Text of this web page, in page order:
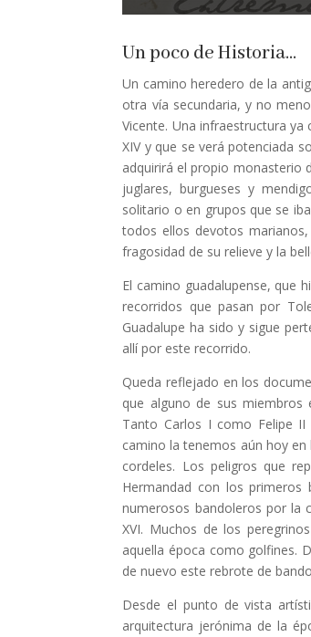
Un poco de Historia…
Un camino heredero de la
otra vía secundaria, y no
Vicente. Una infraestructura
XIV y que se verá potenciada
adquirirá el propio monasterio
juglares, burgueses y
solitario o en grupos que se
todos ellos devotos
fragosidad de su relieve y la
El camino guadalupense, que
recorridos que pasan por
Guadalupe ha sido y sigue
allí por este recorrido.
Queda reflejado en los
que alguno de sus
Tanto Carlos I como Felipe
camino la tenemos aún hoy
cordeles. Los peligros que
Hermandad con los
numerosos bandoleros por la
XVI. Muchos de los
aquella época como golfines.
de nuevo este rebrote de
Desde el punto de vista
arquitectura jerónima de la